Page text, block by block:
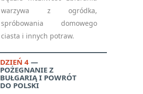
warzywa z ogródka,
spróbowania domowego
ciasta i innych potraw.
DZIEŃ 4
POŻEGNANIE Z
BUŁGARIĄ I POWRÓT
DO POLSKI